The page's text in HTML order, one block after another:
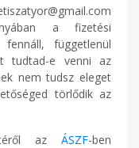
a fizetési
függetlenül
tudtad-e venni az
nem tudsz eleget
törlődik az
az ÁSZF-ben